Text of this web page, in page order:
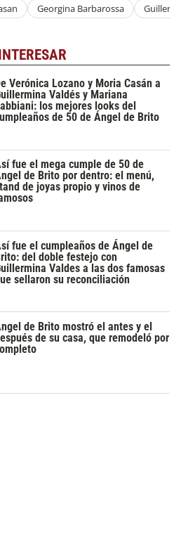
Georgina Barbarossa
Verónica Lozano y Moria Casán a
Valdés y Mariana
los mejores looks del
de 50 de Ángel de Brito
fue el mega cumple de 50 de
de Brito por dentro: el menú,
de joyas propio y vinos de
fue el cumpleaños de Ángel de
del doble festejo con
Valdes a las dos famosas
sellaron su reconciliación
de Brito mostró el antes y el
de su casa, que remodeló por